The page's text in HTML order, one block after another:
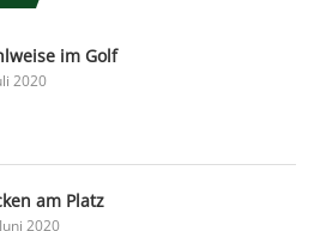
im Golf
2020
am Platz
2020